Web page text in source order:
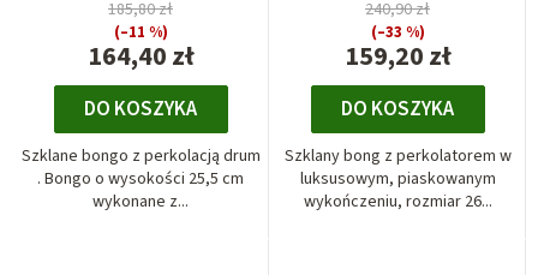
164,40 zł
185,80 zł
(–11 %)
DO KOSZYKA
Szklane bongo z perkolacją drum
. Bongo o wysokości 25,5 cm
wykonane z...
159,20 zł
240,90 zł
(–33 %)
DO KOSZYKA
Szklany bong z perkolatorem w
luksusowym, piaskowanym
wykończeniu, rozmiar 26...